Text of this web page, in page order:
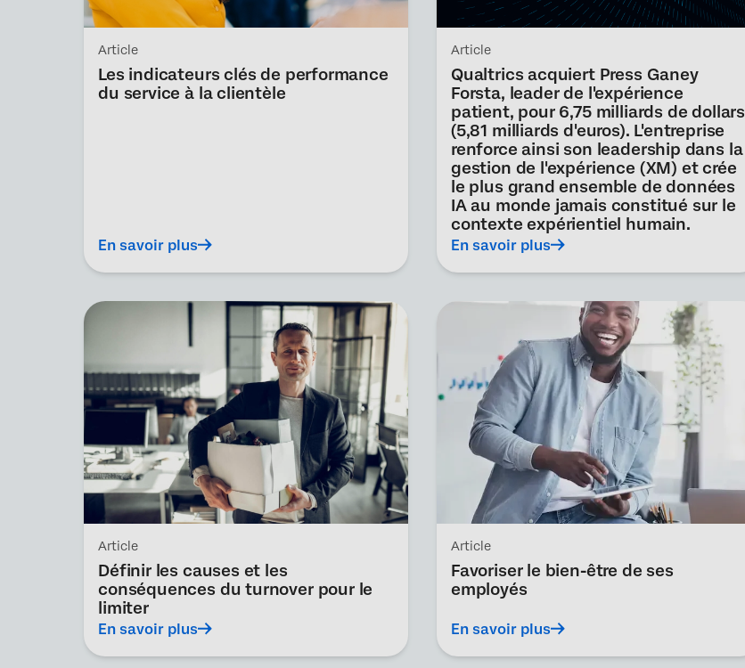
Article
Les indicateurs clés de performance
du service à la clientèle
En savoir plus
Article
Qualtrics acquiert Press Ganey
Forsta, leader de l'expérience
patient, pour 6,75 milliards de dollars
(5,81 milliards d'euros). L'entreprise
renforce ainsi son leadership dans la
gestion de l'expérience (XM) et crée
le plus grand ensemble de données
IA au monde jamais constitué sur le
contexte expérientiel humain.
En savoir plus
Article
Définir les causes et les
conséquences du turnover pour le
limiter
En savoir plus
Article
Favoriser le bien-être de ses
employés
En savoir plus